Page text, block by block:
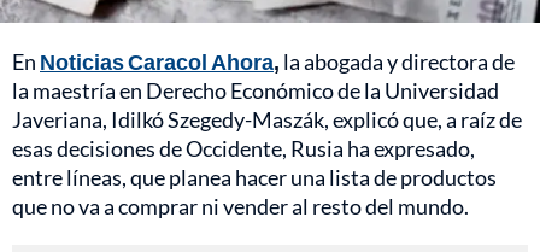
En Noticias Caracol Ahora, la abogada y directora de
la maestría en Derecho Económico de la Universidad
Javeriana, Idilkó Szegedy-Maszák, explicó que, a raíz de
esas decisiones de Occidente, Rusia ha expresado,
entre líneas, que planea hacer una lista de productos
que no va a comprar ni vender al resto del mundo.